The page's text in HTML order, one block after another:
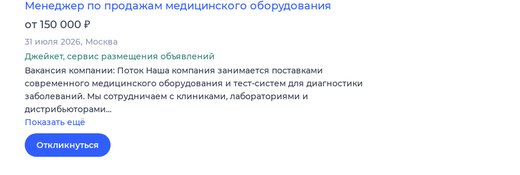
Менеджер по продажам медицинского оборудования
от 150 000 ₽
31 июля 2026 Москва
Джейкет, сервис размещения объявлений
Вакансия компании: Поток Наша компания занимается поставками
современного медицинского оборудования и тест-систем для диагностики
заболеваний. Мы сотрудничаем с клиниками, лабораториями и
дистрибьюторами…
Показать ещё
Откликнуться